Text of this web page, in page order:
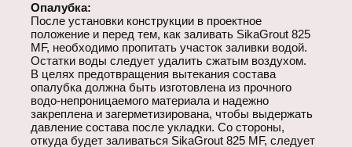
Опалубка:
После установки конструкции в проектное
положение и перед тем, как заливать SikaGrout 825
MF, необходимо пропитать участок заливки водой.
Остатки воды следует удалить сжатым воздухом.
В целях предотвращения вытекания состава
опалубка должна быть изготовлена из прочного
водо-непроницаемого материала и надежно
закреплена и загерметизирована, чтобы выдержать
давление состава после укладки. Со стороны,
откуда будет заливаться SikaGrout 825 MF, следует